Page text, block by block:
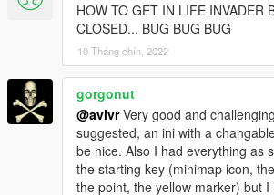
HOW TO GET IN LIFE INVADER
CLOSED... BUG BUG BUG
10 Tháng chín, 2022
gorgonut
@avivrVery good and
suggested, an ini with a
be nice. Also I had everything as
the starting key (minimap icon,
the point, the yellow marker) but